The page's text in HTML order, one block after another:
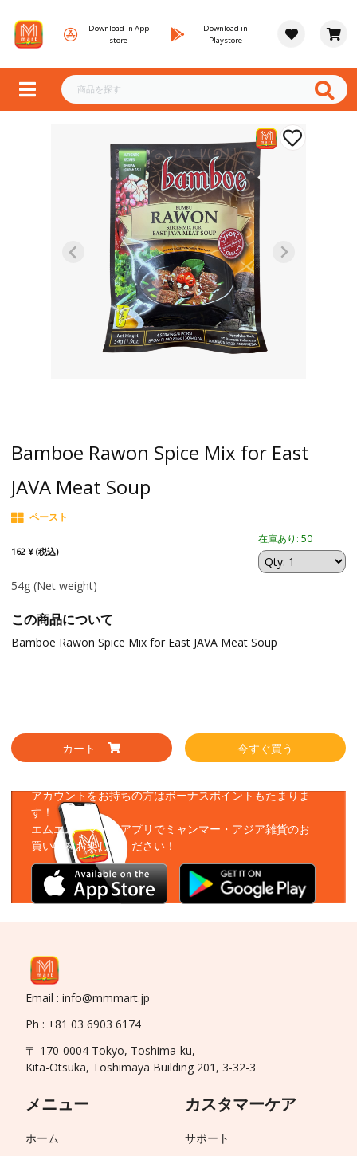
Download in App
store
Download in
Playstore
Bamboe Rawon Spice Mix for East
JAVA Meat Soup
ペースト
162 ¥ (税込)
在庫あり: 50
54g (Net weight)
この商品について
Bamboe Rawon Spice Mix for East JAVA Meat Soup
カート 今すぐ買う
アカウントをお持ちの方はボーナスポイントもたまりま
す！
エムエムーマートアプリでミャンマー・アジア雑貨のお
買い物をお楽しみください！
Email : info@mmmart.jp
Ph : +81 03 6903 6174
〒 170-0004 Tokyo, Toshima-ku,
Kita-Otsuka, Toshimaya Building 201, 3-32-3
メニュー
ホーム
カスタマーケア
サポート